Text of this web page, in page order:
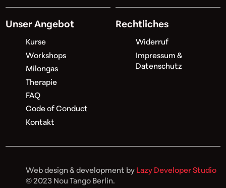
Unser Angebot
Kurse
Workshops
Milongas
Therapie
FAQ
Code of Conduct
Kontakt
Rechtliches
Widerruf
Impressum &
Datenschutz
Web design & development by Lazy Developer Studio
© 2023 Nou Tango Berlin.